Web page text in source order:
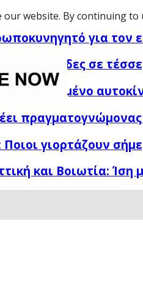
για τον
Χειροπέδες σε
Με κλεμμένο
Ποιοι γιορτάζουν
και Βοιωτία: Ίση
our website. By continuing